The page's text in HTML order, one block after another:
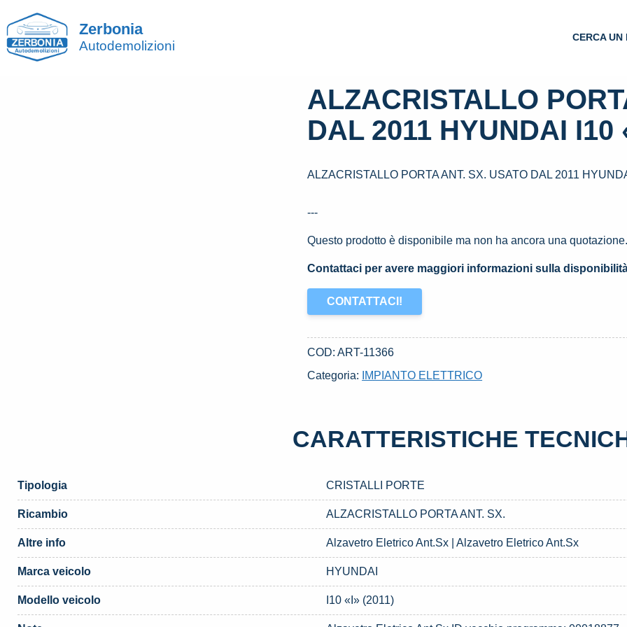
Zerbonia
Autodemolizioni
CERCA UN
ALZACRISTALLO
DAL 2011 HYUNDAI I10
ALZACRISTALLO PORTA ANT. SX. USATO DAL 2011
---
Questo prodotto è disponibile ma non ha ancora una
Contattaci per avere maggiori informazioni sulla
CONTATTACI!
COD:ART-11366
Categoria:
IMPIANTO ELETTRICO
CARATTERISTICHE
Tipologia CRISTALLI PORTE
Ricambio ALZACRISTALLO PORTA ANT. SX.
Altre info Alzavetro Eletrico Ant.Sx | Alzavetro Eletrico Ant.Sx
Marca veicolo HYUNDAI
Modello veicolo I10 «I» (2011)